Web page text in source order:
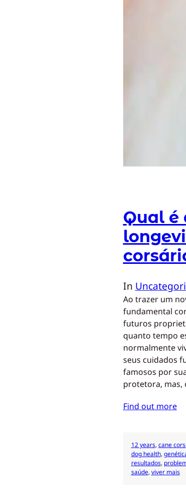
Qual é
In
Ao trazer um
fundamental
futuros
quanto tempo
normalmente
seus cuidados
famosos por
protetora, mas,
Find out more
12 years, cane
dog health,
resultados,
saúde, viver mais